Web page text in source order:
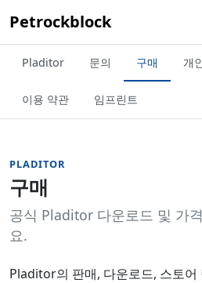
Petrockblock
Pladitor 문의 구매 개
이용 약관 임프린트
PLADITOR
구매
공식 Pladitor 다운로드 및 가
요.
Pladitor의 판매, 다운로드, 스토어